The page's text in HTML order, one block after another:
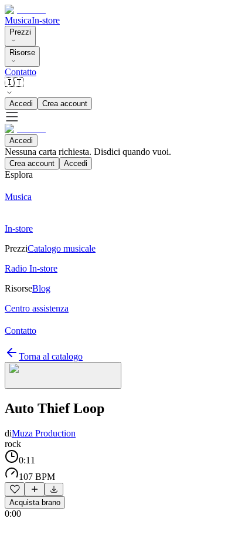
MusicaIn-store
Prezzi
Risorse
Contatto
🇮🇹
Accedi Crea account
Accedi
Nessuna carta richiesta. Disdici quando vuoi.
Crea account Accedi
Esplora
Musica
In-store
PrezziCatalogo musicale
Radio In-store
RisorseBlog
Centro assistenza
Contatto
Torna al catalogo
Auto Thief Loop
diMuza Production
rock
0:11
107 BPM
Acquista brano
0:00